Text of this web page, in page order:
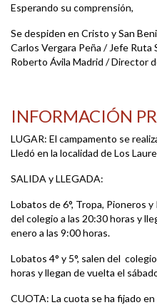
Esperando su comprensión,
Se despiden en Cristo y San
Carlos Vergara Peña / Jefe Ruta
Roberto Ávila Madrid / Director
INFORMACIÓN
LUGAR: El campamento se
Lledó en la localidad de Los
SALIDA y LLEGADA:
Lobatos de 6°, Tropa, Pioneros
del colegio a las 20:30 horas y
enero a las 9:00 horas.
Lobatos 4° y 5°, salen del
horas y llegan de vuelta el
CUOTA: La cuota se ha fijado